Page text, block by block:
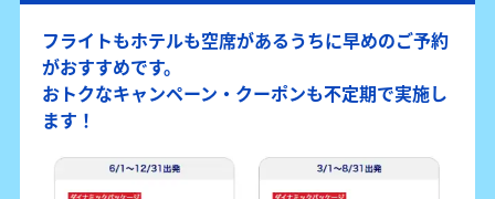
フライトもホテルも空席があるうちに早めのご予約
がおすすめです。
おトクなキャンペーン・クーポンも不定期で実施し
ます！